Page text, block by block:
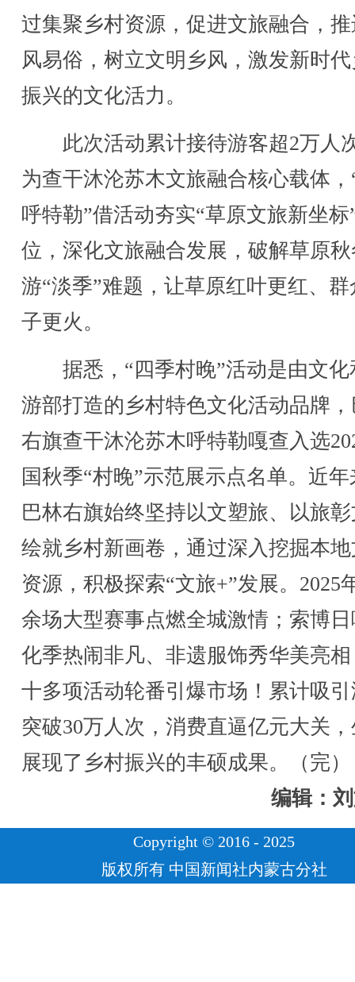
过集聚乡村资源，促进文旅融合，
风易俗，树立文明乡风，激发新时
振兴的文化活力。
此次活动累计接待游客超2万人
为查干沐沦苏木文旅融合核心载体，
呼特勒”借活动夯实“草原文旅新坐标
位，深化文旅融合发展，破解草原
游“淡季”难题，让草原红叶更红、群
子更火。
据悉，“四季村晚”活动是由文化
游部打造的乡村特色文化活动品牌
右旗查干沐沦苏木呼特勒嘎查入选
国秋季“村晚”示范展示点名单。近
巴林右旗始终坚持以文塑旅、以旅
绘就乡村新画卷，通过深入挖掘本
资源，积极探索“文旅+”发展。2025
余场大型赛事点燃全城激情；索博
化季热闹非凡、非遗服饰秀华美亮
十多项活动轮番引爆市场！累计吸
突破30万人次，消费直逼亿元大关
展现了乡村振兴的丰硕成果。（完）
编辑：
Copyright © 2016 - 2025
版权所有 中国新闻社内蒙古分社